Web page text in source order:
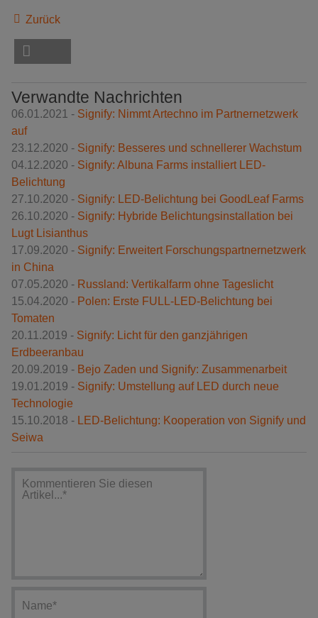
Zurück
Verwandte Nachrichten
06.01.2021 - Signify: Nimmt Artechno im Partnernetzwerk
auf
23.12.2020 - Signify: Besseres und schnellerer Wachstum
04.12.2020 - Signify: Albuna Farms installiert LED-
Belichtung
27.10.2020 - Signify: LED-Belichtung bei GoodLeaf Farms
26.10.2020 - Signify: Hybride Belichtungsinstallation bei
Lugt Lisianthus
17.09.2020 - Signify: Erweitert Forschungspartnernetzwerk
in China
07.05.2020 - Russland: Vertikalfarm ohne Tageslicht
15.04.2020 - Polen: Erste FULL-LED-Belichtung bei
Tomaten
20.11.2019 - Signify: Licht für den ganzjährigen
Erdbeeranbau
20.09.2019 - Bejo Zaden und Signify: Zusammenarbeit
19.01.2019 - Signify: Umstellung auf LED durch neue
Technologie
15.10.2018 - LED-Belichtung: Kooperation von Signify und
Seiwa